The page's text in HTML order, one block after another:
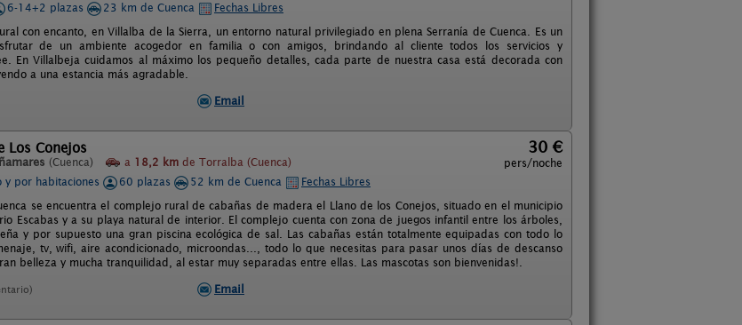
6-14+2 plazas 23 km de Cuenca
Fechas Libres
con encanto, en Villalba de la Sierra, un entorno natural privilegiado en plena Serranía de Cuenca. Es un
de un ambiente acogedor en familia o con amigos, brindando al cliente todos los servicios y
En Villalbeja cuidamos al máximo los pequeño detalles, cada parte de nuestra casa está decorada con
a una estancia más agradable.
Email
Los Conejos
(Cuenca) a 18,2 km de Torralba (Cuenca)
30 €
pers/noche
y por habitaciones
60 plazas 52 km de Cuenca
Fechas Libres
se encuentra el complejo rural de cabañas de madera el Llano de los Conejos, situado en el municipio
Escabas y a su playa natural de interior. El complejo cuenta con zona de juegos infantil entre los árboles,
y por supuesto una gran piscina ecológica de sal. Las cabañas están totalmente equipadas con todo lo
tv, wifi, aire acondicionado, microondas..., todo lo que necesitas para pasar unos días de descanso
belleza y mucha tranquilidad, al estar muy separadas entre ellas. Las mascotas son bienvenidas!.
Email